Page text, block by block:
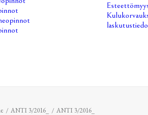
ANTI 3/2016_ ANTI 3/2016_